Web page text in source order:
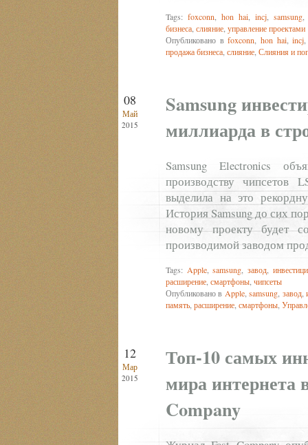
Tags: foxconn hon hai incj samsung
бизнеса слияние управление проектами
Опубликовано вfoxconn ,hon hai,incj
продажа бизнеса слияние Слияния и
08
Май
2015
Samsung
миллиарда в
Samsung Electronics
производству чипсетов
выделила на это
История Samsung до сих
новому проекту будет
производимой заводом
Tags: Apple,samsung ,завод
расширение смартфоны чипсеты
Опубликовано в Apple,samsung завод,
память расширение смартфоны
12
Мар
2015
Топ-10 самых
мира интернета
Company